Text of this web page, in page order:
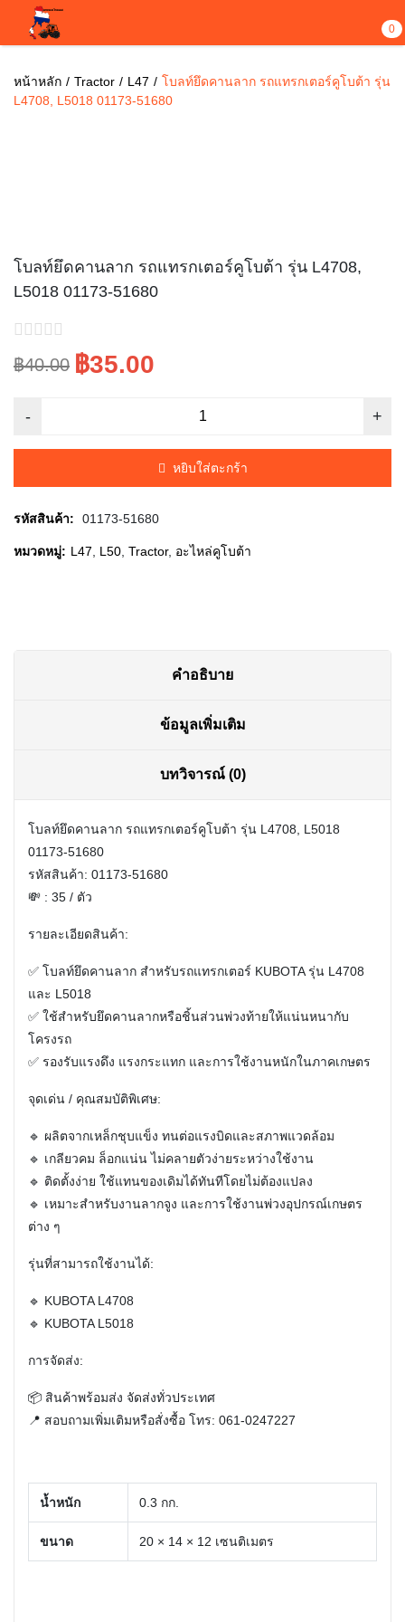
0
หน้าหลัก Tractor L47
โบลท์ยึดคานลาก รถแทรกเตอร์คูโบต้า รุ่น
L4708, L5018 01173-51680
โบลท์ยึดคานลาก รถแทรกเตอร์คูโบต้า รุ่น L4708,
L5018 01173-51680
฿40.00
Original
price
was:
฿40.00.
฿35.00
Current
price
is:
฿35.00.
หยิบใส่ตะกร้า
รหัสสินค้า: 01173-51680
หมวดหมู่: L47 L50 Tractor, อะไหล่คูโบต้า
คำอธิบาย
ข้อมูลเพิ่มเติม
บทวิจารณ์ (0)
โบลท์ยึดคานลาก รถแทรกเตอร์คูโบต้า รุ่น L4708, L5018
01173-51680
รหัสสินค้า: 01173-51680
💸 : 35 / ตัว
รายละเอียดสินค้า:
✅ โบลท์ยึดคานลาก สำหรับรถแทรกเตอร์ KUBOTA รุ่น L4708
และ L5018
✅ ใช้สำหรับยึดคานลากหรือชิ้นส่วนพ่วงท้ายให้แน่นหนากับ
โครงรถ
✅ รองรับแรงดึง แรงกระแทก และการใช้งานหนักในภาคเกษตร
จุดเด่น / คุณสมบัติพิเศษ:
🔹 ผลิตจากเหล็กชุบแข็ง ทนต่อแรงบิดและสภาพแวดล้อม
🔹 เกลียวคม ล็อกแน่น ไม่คลายตัวง่ายระหว่างใช้งาน
🔹 ติดตั้งง่าย ใช้แทนของเดิมได้ทันทีโดยไม่ต้องแปลง
🔹 เหมาะสำหรับงานลากจูง และการใช้งานพ่วงอุปกรณ์เกษตร
ต่าง ๆ
รุ่นที่สามารถใช้งานได้:
🔹 KUBOTA L4708
🔹 KUBOTA L5018
การจัดส่ง:
📦 สินค้าพร้อมส่ง จัดส่งทั่วประเทศ
📍 สอบถามเพิ่มเติมหรือสั่งซื้อ โทร: 061-0247227
น้ำหนัก 0.3 กก.
ขนาด 20 × 14 × 12 เซนติเมตร